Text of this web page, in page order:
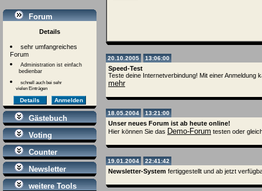
Forum
Details
sehr umfangreiches
Forum
Administration ist einfach
bedienbar
schnell auch bei sehr
vielen Einträgen
Details Anmelden
Gästebuch
Voting
Counter
Newsletter
weitere Tools
20.10.2005 13:06:00
Speed-Test
Teste deine Internetverbindung! Mit einer Anmeldung
mehr
18.05.2004 13:21:00
Unser neues Forum ist ab heute online!
Hier können Sie das Demo-Forum testen oder
19.01.2004 22:41:42
Newsletter-System fertiggestellt und ab jetzt